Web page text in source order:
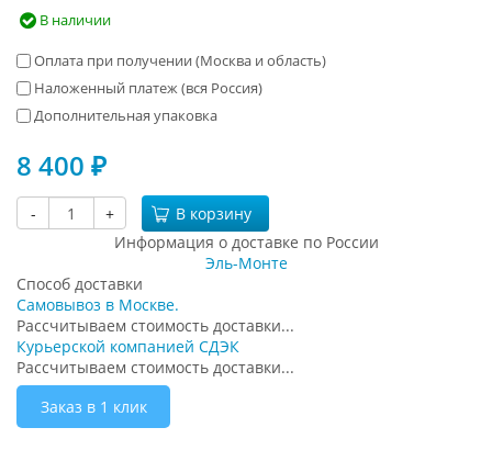
В наличии
Оплата при получении (Москва и область)
Наложенный платеж (вся Россия)
Дополнительная упаковка
8 400 ₽
- +
В корзину
Информация о доставке по России
Эль-Монте
Способ доставки
Самовывоз в Москве.
Рассчитываем стоимость доставки...
Курьерской компанией СДЭК
Рассчитываем стоимость доставки...
Заказ в 1 клик